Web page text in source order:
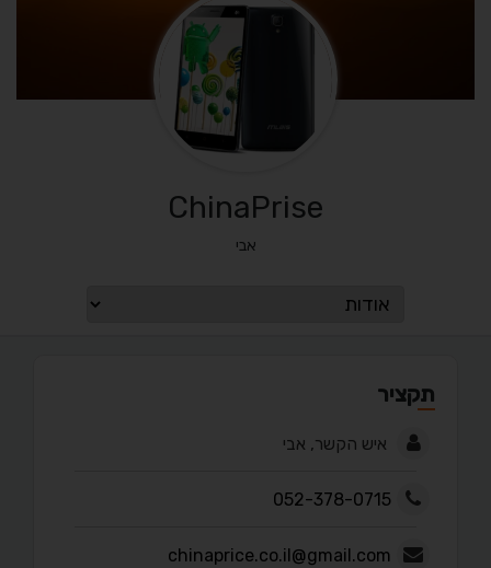
ChinaPrise
אבי
תקציר
איש הקשר, אבי
052-378-0715
chinaprice.co.il@gmail.com